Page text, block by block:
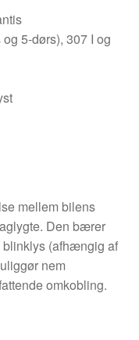
5-dørs), 307 I og
mellem bilens
Den bærer
blinklys (afhængig af
nem
omkobling.